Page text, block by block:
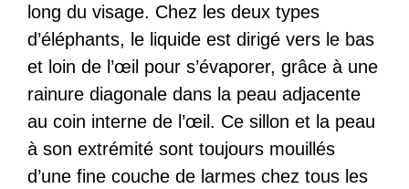
long du visage. Chez les deux types
d’éléphants, le liquide est dirigé vers le bas
et loin de l’œil pour s’évaporer, grâce à une
rainure diagonale dans la peau adjacente
au coin interne de l’œil. Ce sillon et la peau
à son extrémité sont toujours mouillés
d’une fine couche de larmes chez tous les